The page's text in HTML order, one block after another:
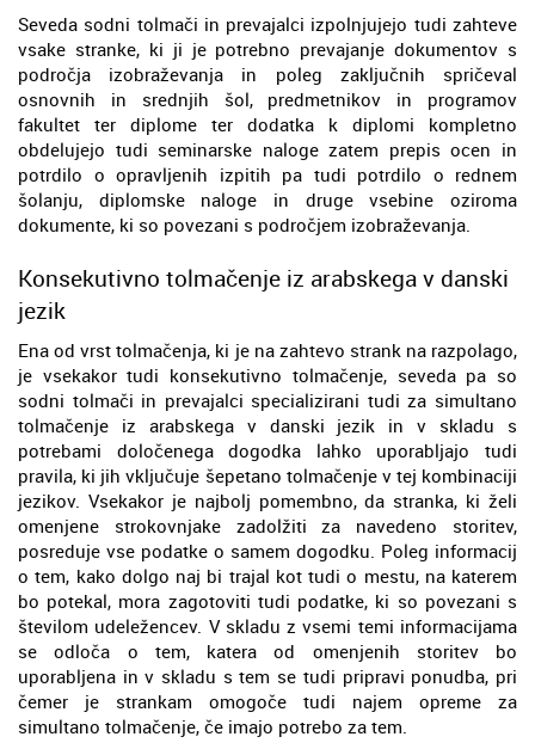
Seveda sodni tolmači in prevajalci izpolnjujejo tudi zahteve
vsake stranke, ki ji je potrebno prevajanje dokumentov s
področja izobraževanja in poleg zaključnih spričeval
osnovnih in srednjih šol, predmetnikov in programov
fakultet ter diplome ter dodatka k diplomi kompletno
obdelujejo tudi seminarske naloge zatem prepis ocen in
potrdilo o opravljenih izpitih pa tudi potrdilo o rednem
šolanju, diplomske naloge in druge vsebine oziroma
dokumente, ki so povezani s področjem izobraževanja.
Konsekutivno tolmačenje iz arabskega v danski
jezik
Ena od vrst tolmačenja, ki je na zahtevo strank na razpolago,
je vsekakor tudi konsekutivno tolmačenje, seveda pa so
sodni tolmači in prevajalci specializirani tudi za simultano
tolmačenje iz arabskega v danski jezik in v skladu s
potrebami določenega dogodka lahko uporabljajo tudi
pravila, ki jih vključuje šepetano tolmačenje v tej kombinaciji
jezikov. Vsekakor je najbolj pomembno, da stranka, ki želi
omenjene strokovnjake zadolžiti za navedeno storitev,
posreduje vse podatke o samem dogodku. Poleg informacij
o tem, kako dolgo naj bi trajal kot tudi o mestu, na katerem
bo potekal, mora zagotoviti tudi podatke, ki so povezani s
številom udeležencev. V skladu z vsemi temi informacijama
se odloča o tem, katera od omenjenih storitev bo
uporabljena in v skladu s tem se tudi pripravi ponudba, pri
čemer je strankam omogoče tudi najem opreme za
simultano tolmačenje, če imajo potrebo za tem.